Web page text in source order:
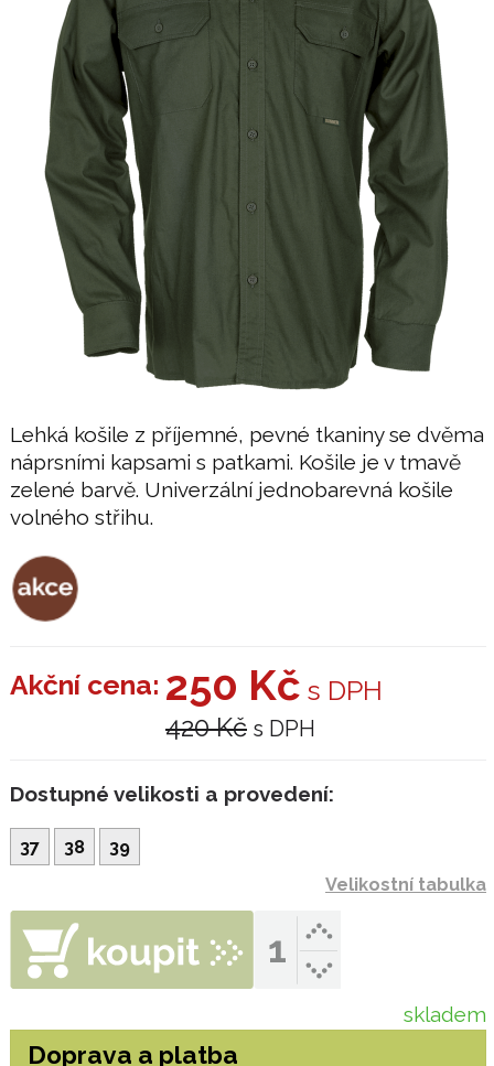
Lehká košile z příjemné, pevné tkaniny se dvěma
náprsními kapsami s patkami. Košile je v tmavě
zelené barvě. Univerzální jednobarevná košile
volného střihu.
Akční cena: 250 Kč s DPH
420 Kč s DPH
Dostupné velikosti a provedení:
37 38
39
Velikostní tabulka
skladem
Doprava a platba